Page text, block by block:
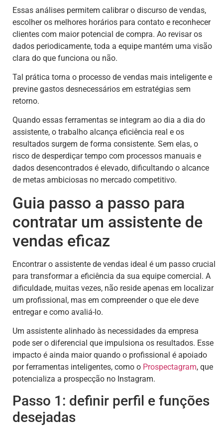
Essas análises permitem calibrar o discurso de vendas,
escolher os melhores horários para contato e reconhecer
clientes com maior potencial de compra. Ao revisar os
dados periodicamente, toda a equipe mantém uma visão
clara do que funciona ou não.
Tal prática torna o processo de vendas mais inteligente e
previne gastos desnecessários em estratégias sem
retorno.
Quando essas ferramentas se integram ao dia a dia do
assistente, o trabalho alcança eficiência real e os
resultados surgem de forma consistente. Sem elas, o
risco de desperdiçar tempo com processos manuais e
dados desencontrados é elevado, dificultando o alcance
de metas ambiciosas no mercado competitivo.
Guia passo a passo para
contratar um assistente de
vendas eficaz
Encontrar o assistente de vendas ideal é um passo crucial
para transformar a eficiência da sua equipe comercial. A
dificuldade, muitas vezes, não reside apenas em localizar
um profissional, mas em compreender o que ele deve
entregar e como avaliá-lo.
Um assistente alinhado às necessidades da empresa
pode ser o diferencial que impulsiona os resultados. Esse
impacto é ainda maior quando o profissional é apoiado
por ferramentas inteligentes, como o Prospectagram, que
potencializa a prospecção no Instagram.
Passo 1: definir perfil e funções
desejadas